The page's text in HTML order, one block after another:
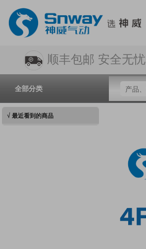
顺丰包邮 安全无忧
全部分类
√ 最近看到的商品